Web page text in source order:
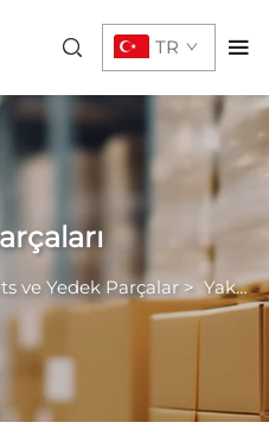
TR
ve Yedek Parçalar > Yakıt parçaları